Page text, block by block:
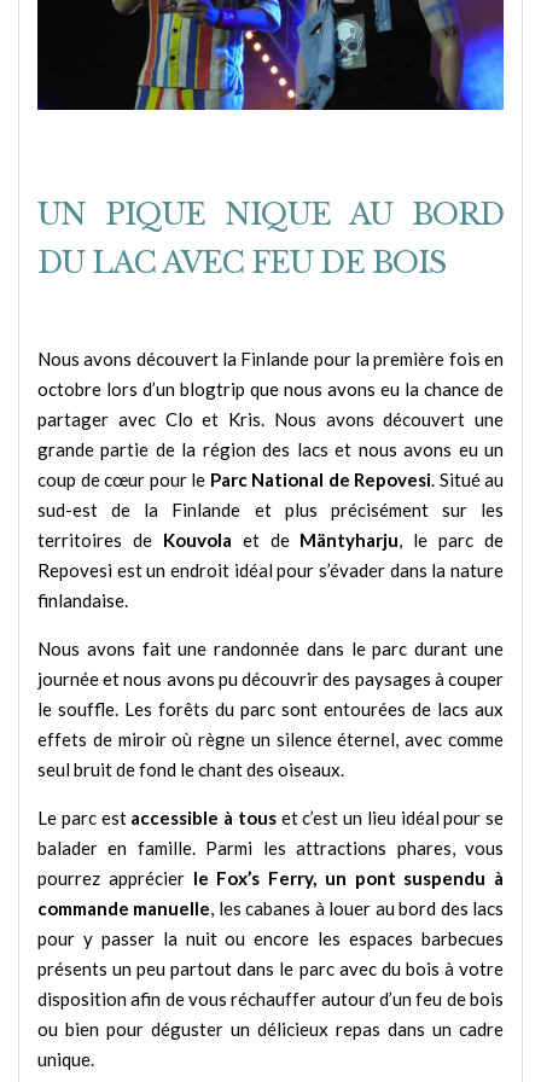
UN PIQUE NIQUE AU BORD
DU LAC AVEC FEU DE BOIS
Nous avons découvert la Finlande pour la première fois en
octobre lors d’un blogtrip que nous avons eu la chance de
partager avec Clo et Kris. Nous avons découvert une
grande partie de la région des lacs et nous avons eu un
coup de cœur pour le Parc National de Repovesi. Situé au
sud-est de la Finlande et plus précisément sur les
territoires de Kouvola et de Mäntyharju, le parc de
Repovesi est un endroit idéal pour s’évader dans la nature
finlandaise.
Nous avons fait une randonnée dans le parc durant une
journée et nous avons pu découvrir des paysages à couper
le souffle. Les forêts du parc sont entourées de lacs aux
effets de miroir où règne un silence éternel, avec comme
seul bruit de fond le chant des oiseaux.
Le parc est accessible à touset c’est un lieu idéal pour se
balader en famille. Parmi les attractions phares, vous
pourrez apprécier le Fox’s Ferry, un pont suspendu à
commande manuelle, les cabanes à louer au bord des lacs
pour y passer la nuit ou encore les espaces barbecues
présents un peu partout dans le parc avec du bois à votre
disposition afin de vous réchauffer autour d’un feu de bois
ou bien pour déguster un délicieux repas dans un cadre
unique.